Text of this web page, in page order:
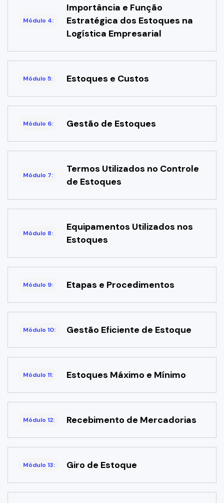
Módulo 4:
Importância e Função
Estratégica dos Estoques na
Logística Empresarial
Módulo 5: Estoques e Custos
Módulo 6: Gestão de Estoques
Módulo 7:
Termos Utilizados no Controle
de Estoques
Módulo 8:
Equipamentos Utilizados nos
Estoques
Módulo 9: Etapas e Procedimentos
Módulo 10: Gestão Eficiente de Estoque
Módulo 11: Estoques Máximo e Mínimo
Módulo 12: Recebimento de Mercadorias
Módulo 13: Giro de Estoque